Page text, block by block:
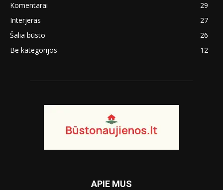
Komentarai
29
Interjeras
27
Šalia būsto
26
Be kategorijos
12
APIE MUS